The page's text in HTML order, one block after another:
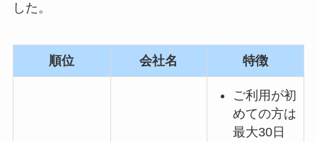
した。
順位 会社名 特徴
ご利用が初
めての方は
最大30日